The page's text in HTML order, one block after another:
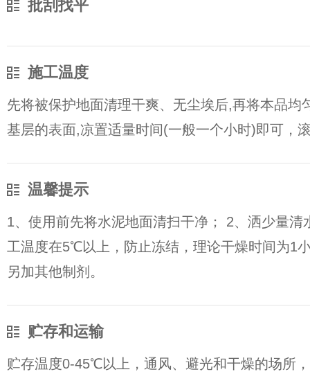
批刮找平
施工温度
先将被保护地面清理干爽、无尘埃后,再将本品均
基层的表面,凉置适量时间(一般一个小时)即可，
温馨提示
1、使用前先将水泥地面清扫干净； 2、洒少量清
工温度在5℃以上，防止冻结，理论干燥时间为1
另加其他制剂。
贮存和运输
贮存温度0-45℃以上，通风、避光和干燥的场所